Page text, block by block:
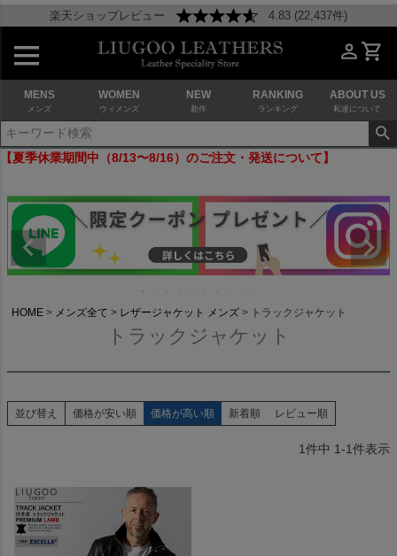
楽天ショップレビュー 4.83 (22,437件)
MENS
メンズ
WOMEN
ウィメンズ
NEW
新作
RANKING
ランキング
ABOUT US
私達について
【夏季休業期間中（8/13〜8/16）のご注文・発送について】
HOME メンズ全て レザージャケット メンズ トラックジャケット
トラックジャケット
並び替え 価格が安い順 価格が高い順 新着順 レビュー順
1件中 1-1件表示